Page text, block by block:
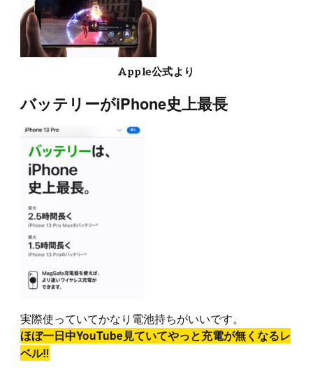
Apple公式より
バッテリーがiPhone史上最長
実際使っていてかなり電池持ちがいいです。
ほぼ一日中YouTube見ていてやっと充電が無くなるレ
ベル‼︎